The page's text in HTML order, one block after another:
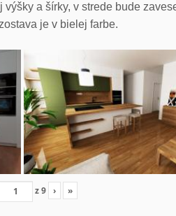
a šírky, v strede bude
je v bielej farbe.
z9 › »